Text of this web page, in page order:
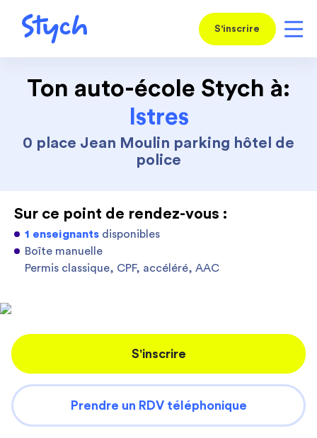
S'inscrire
Ton auto-école Stych à:
Istres
0 place Jean Moulin parking hôtel de
police
Sur ce point de rendez-vous :
1 enseignants disponibles
Boîte manuelle
Permis classique, CPF, accéléré, AAC
S'inscrire
Prendre un RDV téléphonique